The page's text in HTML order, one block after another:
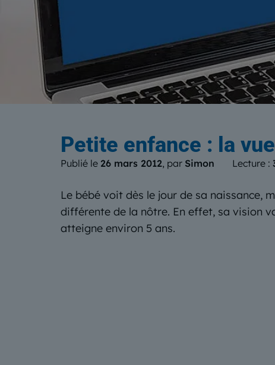
Le
Petite enfance : la
Publié le 26 mars 2012, par Simon Lecture :
Le bébé voit dès le jour de sa naissance,
différente de la nôtre. En effet, sa vision
atteigne environ 5 ans.